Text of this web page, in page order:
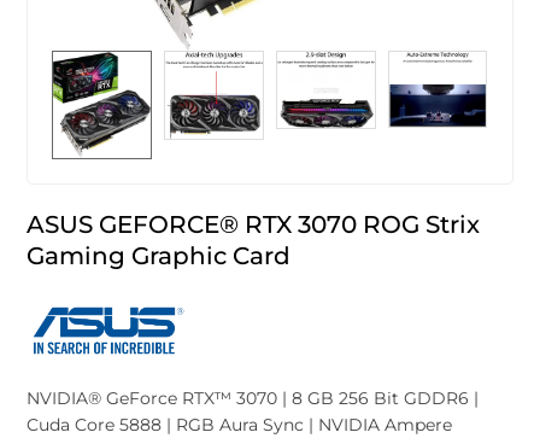
ASUS GEFORCE® RTX 3070 ROG Strix
Gaming Graphic Card
NVIDIA® GeForce RTX™ 3070 | 8 GB 256 Bit GDDR6 |
Cuda Core 5888 | RGB Aura Sync | NVIDIA Ampere